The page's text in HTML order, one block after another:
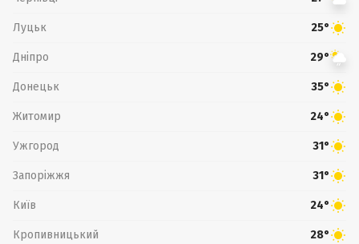
Луцьк 25°
Дніпро 29°
Донецьк 35°
Житомир 24°
Ужгород 31°
Запоріжжя 31°
Київ 24°
Кропивницький 28°